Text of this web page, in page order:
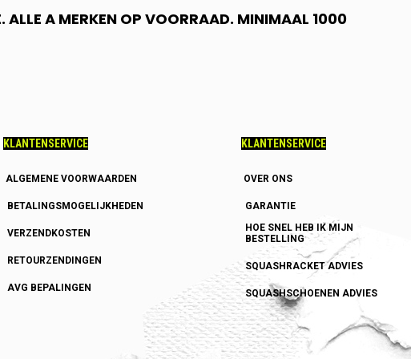
ALLE A MERKEN OP VOORRAAD. MINIMAAL 1000
KLANTENSERVICE
ALGEMENE VOORWAARDEN
BETALINGSMOGELIJKHEDEN
VERZENDKOSTEN
RETOURZENDINGEN
AVG BEPALINGEN
KLANTENSERVICE
OVER ONS
GARANTIE
HOE SNEL HEB IK MIJN
BESTELLING
SQUASHRACKET ADVIES
SQUASHSCHOENEN ADVIES